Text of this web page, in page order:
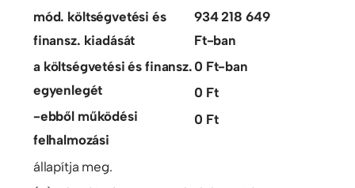
mód. költségvetési és
finansz. kiadását
934 218 649
Ft-ban
a költségvetési és finansz.
egyenlegét
-ebből működési
felhalmozási
0 Ft-ban
0 Ft
0 Ft
állapítja meg.